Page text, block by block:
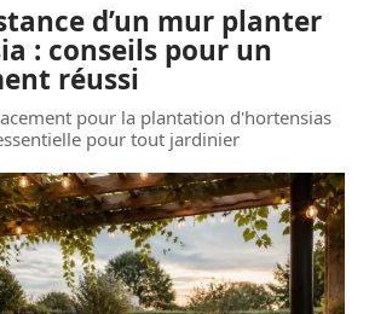
d’un mur planter
: conseils pour un
réussi
pour la plantation d'hortensias
pour tout jardinier